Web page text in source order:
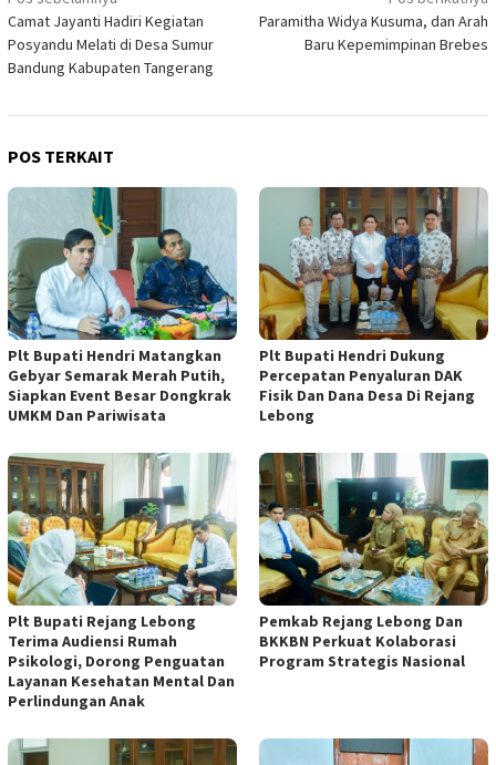
pos
Camat Jayanti Hadiri Kegiatan
Posyandu Melati di Desa Sumur
Bandung Kabupaten Tangerang
Paramitha Widya Kusuma, dan Arah
Baru Kepemimpinan Brebes
POS TERKAIT
Plt Bupati Hendri Matangkan
Gebyar Semarak Merah Putih,
Siapkan Event Besar Dongkrak
UMKM Dan Pariwisata
Plt Bupati Hendri Dukung
Percepatan Penyaluran DAK
Fisik Dan Dana Desa Di Rejang
Lebong
Plt Bupati Rejang Lebong
Terima Audiensi Rumah
Psikologi, Dorong Penguatan
Layanan Kesehatan Mental Dan
Perlindungan Anak
Pemkab Rejang Lebong Dan
BKKBN Perkuat Kolaborasi
Program Strategis Nasional